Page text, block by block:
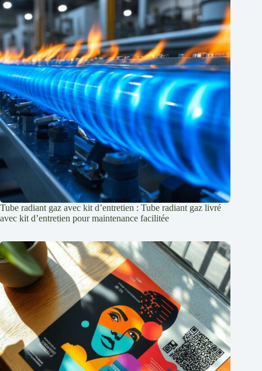
Tube radiant gaz avec kit d’entretien : Tube radiant gaz livré
avec kit d’entretien pour maintenance facilitée